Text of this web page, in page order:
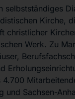
selbstständiges
Kirche,
christlicher
Werk. Zu
4.700
und Sachsen-